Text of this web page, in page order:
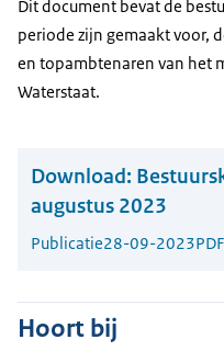
Dit document bevat de
periode zijn gemaakt voor,
en topambtenaren van het
Waterstaat.
Download:
augustus 2023
Publicatie28-09-2023
Hoort bij